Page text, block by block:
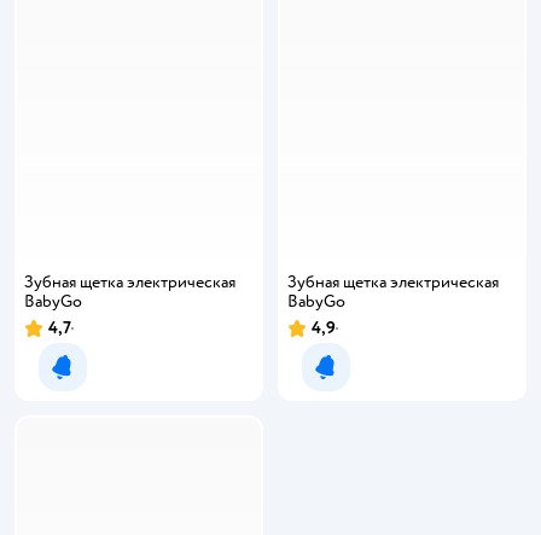
Зубная щетка электрическая
BabyGo
4,7
Уведомить о появлении
Зубная щетка электрическая
BabyGo
4,9
Уведомить о появлении